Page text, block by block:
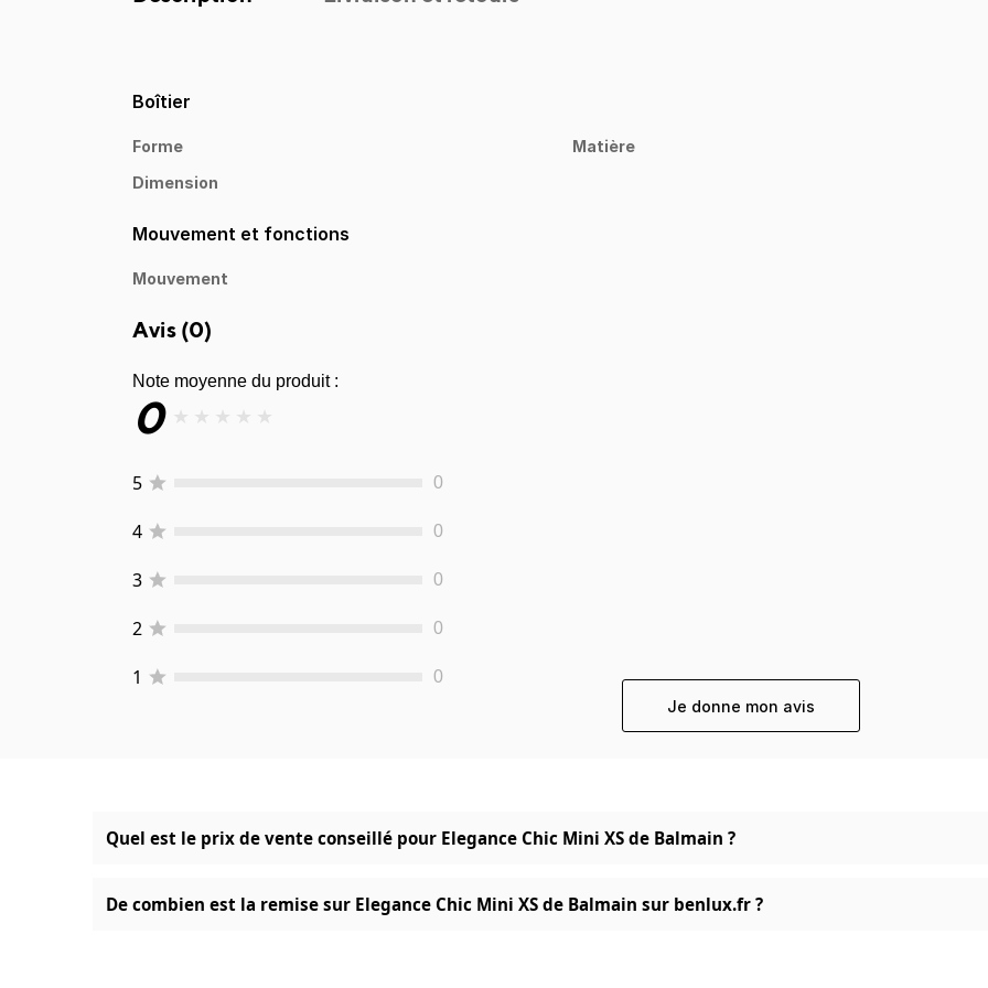
Boîtier
Forme
Dimension
Matière
Mouvement et fonctions
Mouvement
Avis (0)
Note moyenne du produit :
0 ★ ★ ★ ★ ★
5 0
4 0
3 0
2 0
1
0
Je donne mon avis
Quel est le prix de vente conseillé pour Elegance Chic Mini XS de Balmain ?
De combien est la remise sur Elegance Chic Mini XS de Balmain sur benlux.fr ?